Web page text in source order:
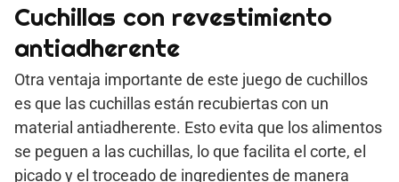
Cuchillas con revestimiento
antiadherente
Otra ventaja importante de este juego de cuchillos
es que las cuchillas están recubiertas con un
material antiadherente. Esto evita que los alimentos
se peguen a las cuchillas, lo que facilita el corte, el
picado y el troceado de ingredientes de manera